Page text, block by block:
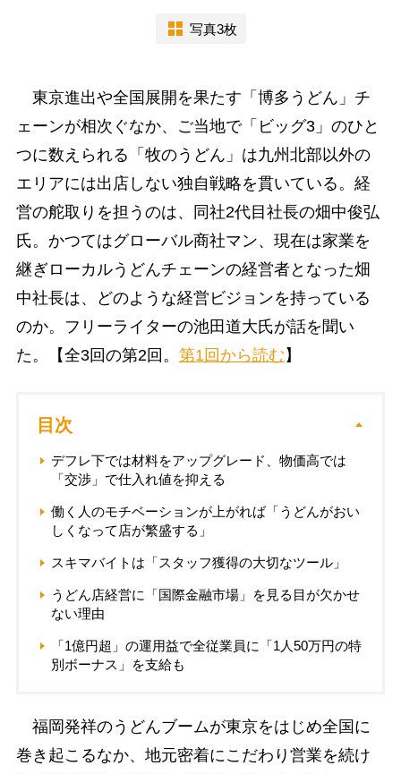
写真3枚
東京進出や全国展開を果たす「博多うどん」チ
ェーンが相次ぐなか、ご当地で「ビッグ3」のひと
つに数えられる「牧のうどん」は九州北部以外の
エリアには出店しない独自戦略を貫いている。経
営の舵取りを担うのは、同社2代目社長の畑中俊弘
氏。かつてはグローバル商社マン、現在は家業を
継ぎローカルうどんチェーンの経営者となった畑
中社長は、どのような経営ビジョンを持っている
のか。フリーライターの池田道大氏が話を聞い
た。【全3回の第2回。 第1回から読む 】
目次
デフレ下では材料をアップグレード、物価高では
「交渉」で仕入れ値を抑える
働く人のモチベーションが上がれば「うどんがおい
しくなって店が繁盛する」
スキマバイトは「スタッフ獲得の大切なツール」
うどん店経営に「国際金融市場」を見る目が欠かせ
ない理由
「1億円超」の運用益で全従業員に「1人50万円の特
別ボーナス」を支給も
福岡発祥のうどんブームが東京をはじめ全国に
巻き起こるなか、地元密着にこだわり営業を続け